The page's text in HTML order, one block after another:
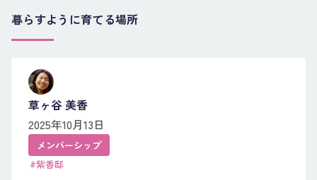
暮らすように育てる場所
草ヶ谷 美香
2025年10月13日
メンバーシップ
#紫香邸